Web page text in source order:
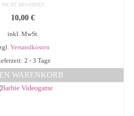
NICHT BEWERTET
10,00 €
inkl. MwSt.
Versandkosten
2 - 3 Tage
WARENKORB